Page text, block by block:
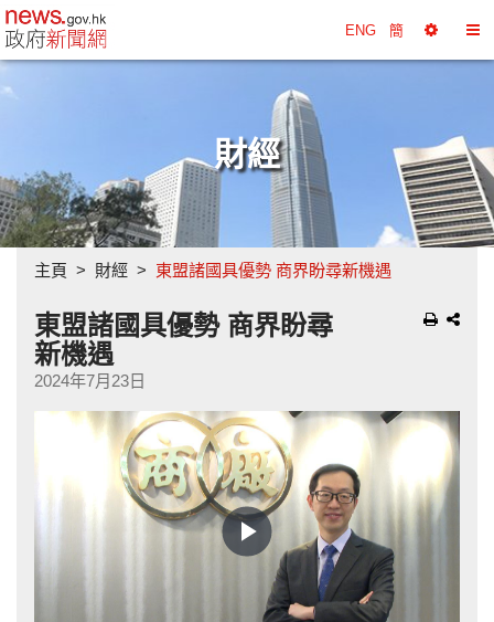
政府新聞網主頁 ENG 簡
擇
換
財經
主頁 財經 東盟諸國具優勢 商界盼尋新機遇
東盟諸國具優勢 商界盼尋
新機遇
2024年7月23日
Play
Video